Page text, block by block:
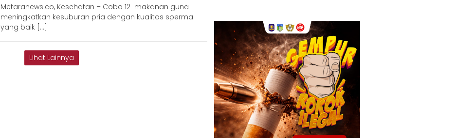
Metaranews.co, Kesehatan – Coba 12 makanan guna
meningkatkan kesuburan pria dengan kualitas sperma
yang baik […]
Lihat Lainnya